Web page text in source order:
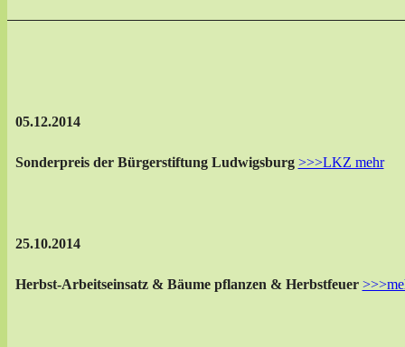
05.12.2014
Sonderpreis der Bürgerstiftung Ludwigsburg >>>LKZ mehr
25.10.2014
Herbst-Arbeitseinsatz & Bäume pflanzen & Herbstfeuer